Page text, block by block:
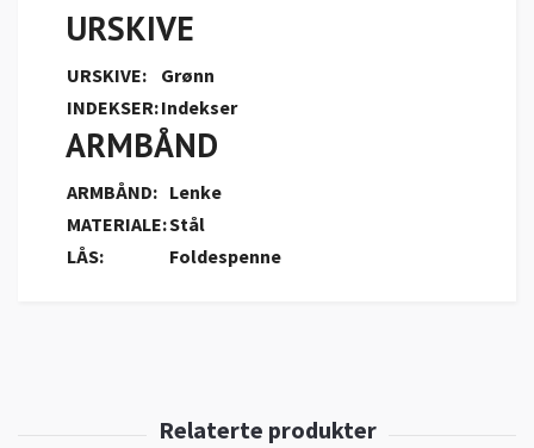
URSKIVE
URSKIVE:
Grønn
INDEKSER:Indekser
ARMBÅND
ARMBÅND: Lenke
MATERIALE:Stål
LÅS:
Foldespenne